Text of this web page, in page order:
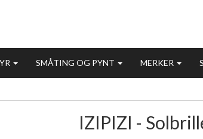
SMÅTING OG PYNT MERKER
IZIPIZI -